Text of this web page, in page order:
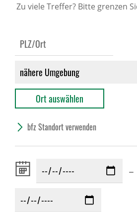
Zu viele Treffer? Bitte grenzen
bfz Standort verwenden
Zeitraum
von:
–